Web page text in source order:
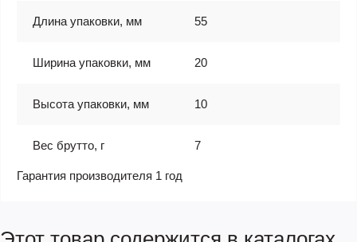
Длина упаковки, мм 55
Ширина упаковки, мм 20
Высота упаковки, мм 10
Вес брутто, г 7
Гарантия производителя 1 год